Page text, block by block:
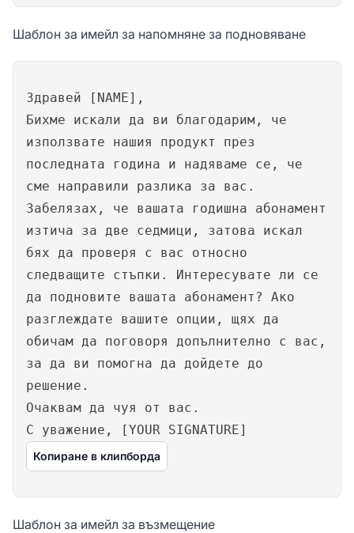
Шаблон за имейл за напомняне за подновяване
Здравей [NAME],
Бихме искали да ви благодарим, че
използвате нашия продукт през
последната година и надяваме се, че
сме направили разлика за вас.
Забелязах, че вашата годишна абонамент
изтича за две седмици, затова искал
бях да проверя с вас относно
следващите стъпки. Интересувате ли се
да подновите вашата абонамент? Ако
разглеждате вашите опции, щях да
обичам да поговоря допълнително с вас,
за да ви помогна да дойдете до
решение.
Очаквам да чуя от вас.
С уважение, [YOUR SIGNATURE]
Копиране в клипборда
Шаблон за имейл за възмещение